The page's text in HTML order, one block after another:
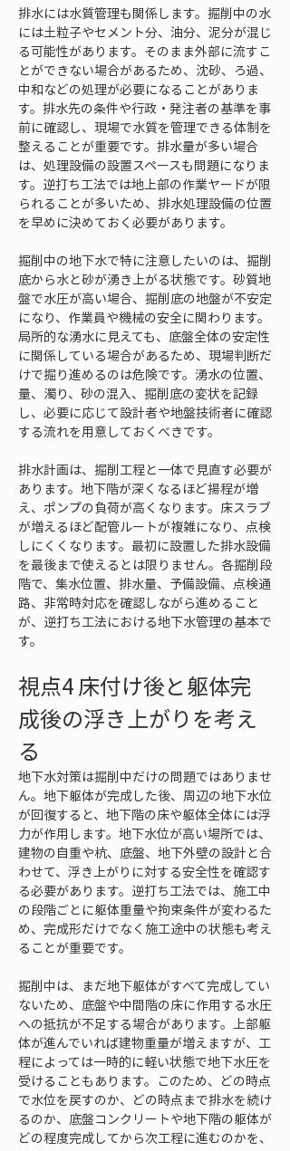
排水には水質管理も関係します。掘削中の水
には土粒子やセメント分、油分、泥分が混じ
る可能性があります。そのまま外部に流すこ
とができない場合があるため、沈砂、ろ過、
中和などの処理が必要になることがありま
す。排水先の条件や行政・発注者の基準を事
前に確認し、現場で水質を管理できる体制を
整えることが重要です。排水量が多い場合
は、処理設備の設置スペースも問題になりま
す。逆打ち工法では地上部の作業ヤードが限
られることが多いため、排水処理設備の位置
を早めに決めておく必要があります。
掘削中の地下水で特に注意したいのは、掘削
底から水と砂が湧き上がる状態です。砂質地
盤で水圧が高い場合、掘削底の地盤が不安定
になり、作業員や機械の安全に関わります。
局所的な湧水に見えても、底盤全体の安定性
に関係している場合があるため、現場判断だ
けで掘り進めるのは危険です。湧水の位置、
量、濁り、砂の混入、掘削底の変状を記録
し、必要に応じて設計者や地盤技術者に確認
する流れを用意しておくべきです。
排水計画は、掘削工程と一体で見直す必要が
あります。地下階が深くなるほど揚程が増
え、ポンプの負荷が高くなります。床スラブ
が増えるほど配管ルートが複雑になり、点検
しにくくなります。最初に設置した排水設備
を最後まで使えるとは限りません。各掘削段
階で、集水位置、排水量、予備設備、点検通
路、非常時対応を確認しながら進めること
が、逆打ち工法における地下水管理の基本で
す。
視点4 床付け後と躯体完
成後の浮き上がりを考え
る
地下水対策は掘削中だけの問題ではありませ
ん。地下躯体が完成した後、周辺の地下水位
が回復すると、地下階の床や躯体全体には浮
力が作用します。地下水位が高い場所では、
建物の自重や杭、底盤、地下外壁の設計と合
わせて、浮き上がりに対する安全性を確認す
る必要があります。逆打ち工法では、施工中
の段階ごとに躯体重量や拘束条件が変わるた
め、完成形だけでなく施工途中の状態も考え
ることが重要です。
掘削中は、まだ地下躯体がすべて完成してい
ないため、底盤や中間階の床に作用する水圧
への抵抗が不足する場合があります。上部躯
体が進んでいれば建物重量が増えますが、工
程によっては一時的に軽い状態で地下水圧を
受けることもあります。このため、どの時点
で水位を戻すのか、どの時点まで排水を続け
るのか、底盤コンクリートや地下階の躯体が
どの程度完成してから次工程に進むのかを、